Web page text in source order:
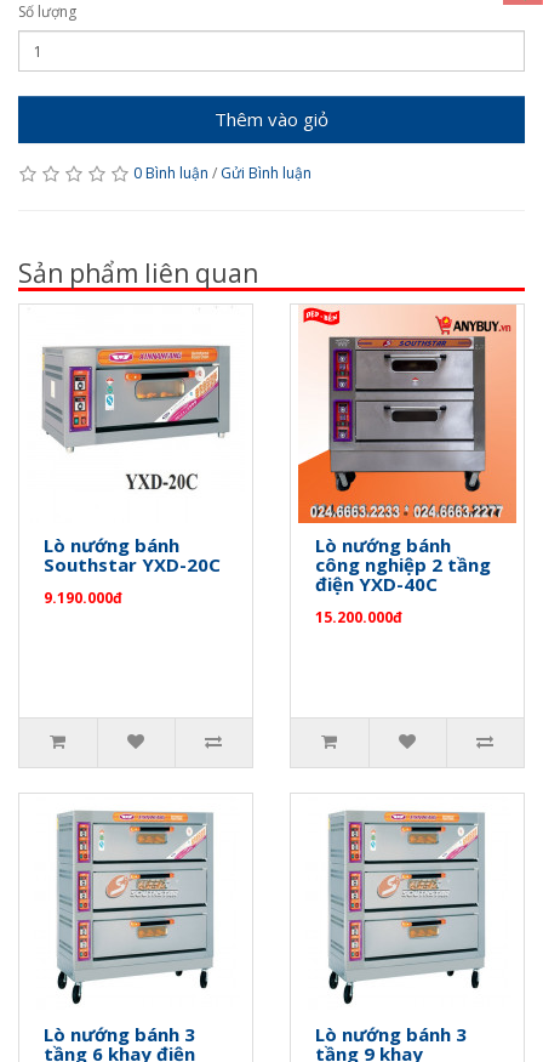
Số lượng
Thêm vào giỏ
0 Bình luận / Gửi Bình luận
Sản phẩm liên quan
Lò nướng bánh
Southstar YXD-20C
9.190.000đ
Lò nướng bánh
công nghiệp 2 tầng
điện YXD-40C
15.200.000đ
Lò nướng bánh 3
tầng 6 khay điện
Lò nướng bánh 3
tầng 9 khay